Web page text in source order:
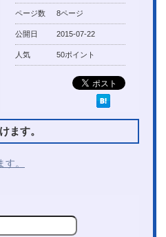
ページ数 8ページ
公開日 2015-07-22
人気 50ポイント
ます。
。